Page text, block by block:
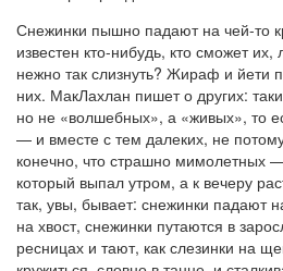
Снежинки пышно падают на чей-то
известен кто-нибудь, кто сможет их,
нежно так слизнуть? Жираф и йети
них. МакЛахлан пишет о других:
но не «волшебных», а «живых», то
— и вместе с тем далеких, не
конечно, что страшно мимолетных
который выпал утром, а к вечеру
так, увы, бывает: снежинки падают
на хвост, снежинки путаются в
ресницах и тают, как слезинки на